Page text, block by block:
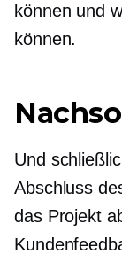
können und
können.
Und
Abschluss
das Projekt